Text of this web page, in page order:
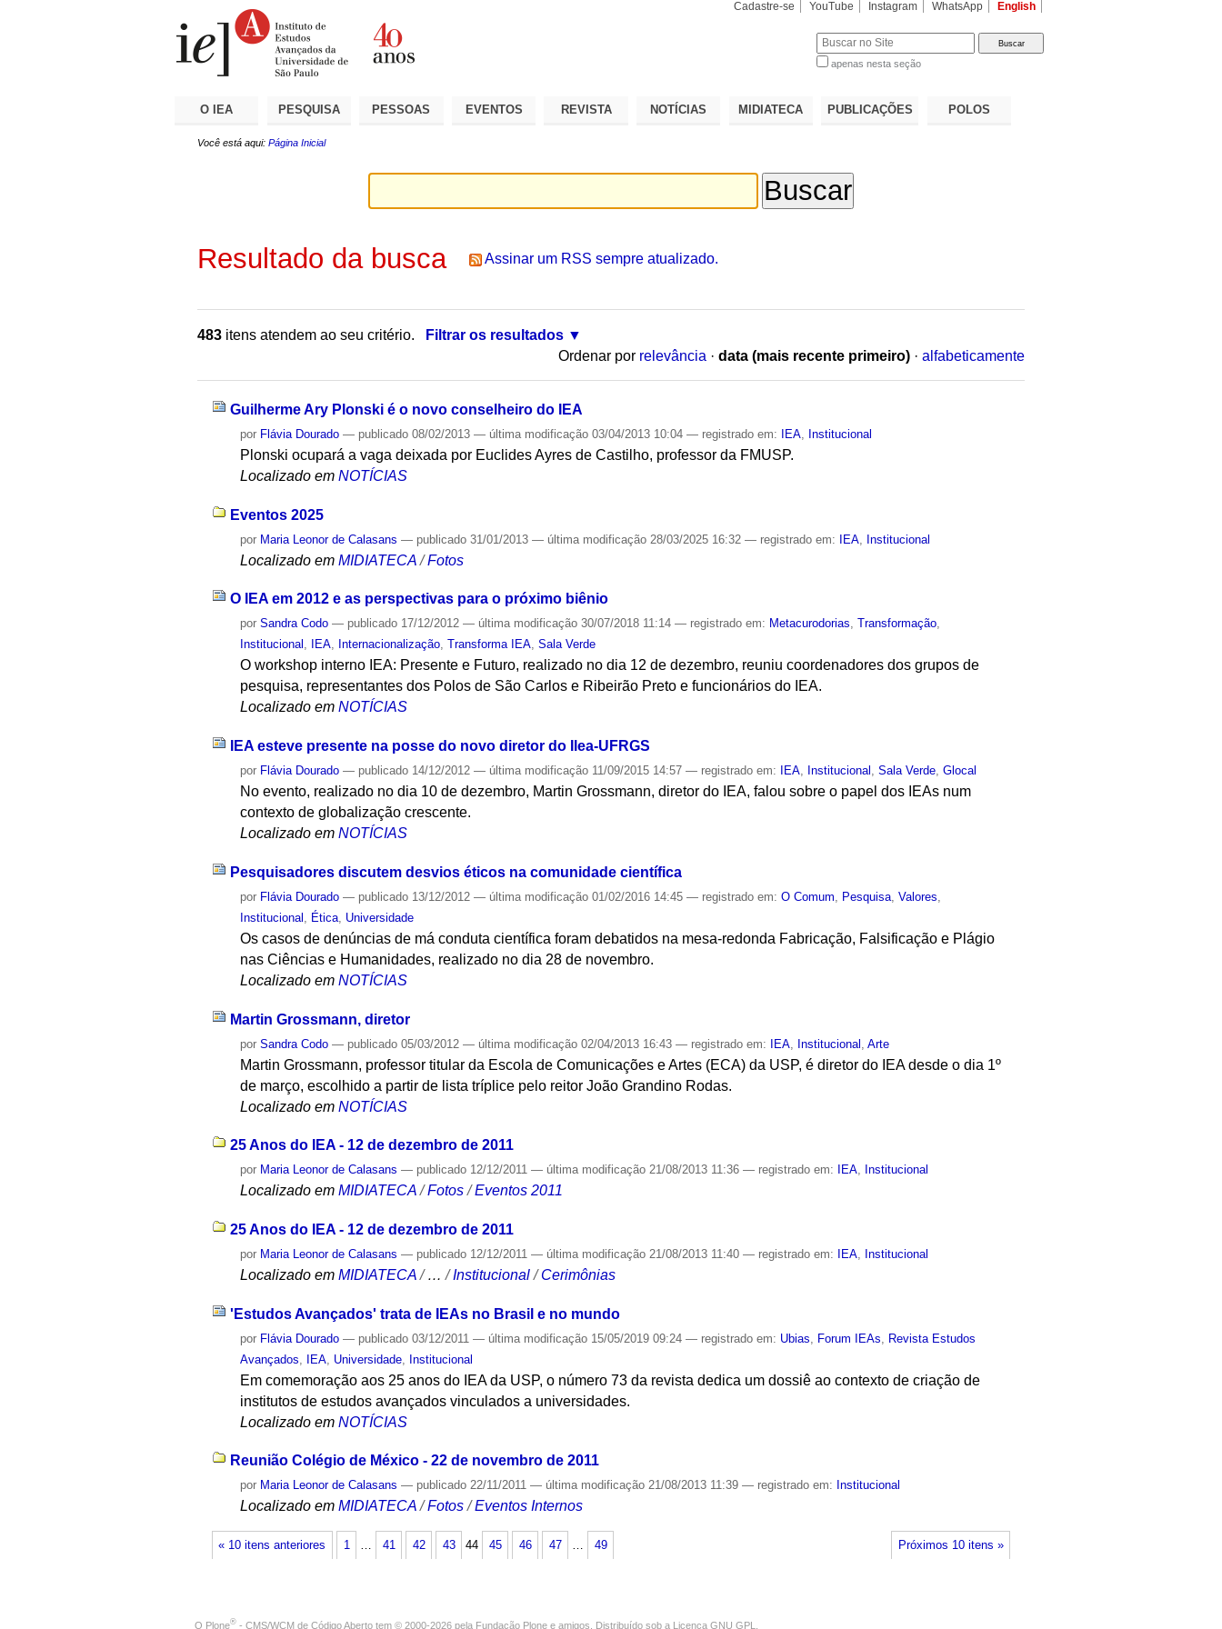
Cadastre-se YouTube Instagram WhatsApp English
apenas nesta seção
O IEA PESQUISA PESSOAS EVENTOS REVISTA NOTÍCIAS MIDIATECA PUBLICAÇÕES POLOS
Você está aqui: Página Inicial
Resultado da busca Assinar um RSS sempre atualizado.
483 itens atendem ao seu critério.
Filtrar os resultados
Ordenar por relevância · data (mais recente primeiro) · alfabeticamente
Guilherme Ary Plonski é o novo conselheiro do IEA
por Flávia Dourado — publicado 08/02/2013— última modificação 03/04/2013 10:04— registrado em: IEA Institucional
Plonski ocupará a vaga deixada por Euclides Ayres de Castilho, professor da FMUSP.
Localizado em NOTÍCIAS
Eventos 2025
por Maria Leonor de Calasans — publicado 31/01/2013— última modificação 28/03/2025 16:32— registrado em: IEA Institucional
Localizado em MIDIATECA /Fotos
O IEA em 2012 e as perspectivas para o próximo biênio
porSandra Codo — publicado 17/12/2012— última modificação 30/07/2018 11:14— registrado em: Metacurodorias,Transformação,
Institucional , IEA, Internacionalização,Transforma IEA,Sala Verde
O workshop interno IEA: Presente e Futuro, realizado no dia 12 de dezembro, reuniu coordenadores dos grupos de
pesquisa, representantes dos Polos de São Carlos e Ribeirão Preto e funcionários do IEA.
Localizado em NOTÍCIAS
IEA esteve presente na posse do novo diretor do Ilea-UFRGS
por Flávia Dourado — publicado 14/12/2012— última modificação 11/09/2015 14:57— registrado em: IEA, Institucional ,Sala Verde,Glocal
No evento, realizado no dia 10 de dezembro, Martin Grossmann, diretor do IEA, falou sobre o papel dos IEAs num
contexto de globalização crescente.
Localizado em NOTÍCIAS
Pesquisadores discutem desvios éticos na comunidade científica
por Flávia Dourado — publicado 13/12/2012— última modificação 01/02/2016 14:45— registrado em:O Comum Pesquisa ,Valores
Institucional
Ética Universidade
Os casos de denúncias de má conduta científica foram debatidos na mesa-redonda Fabricação, Falsificação e Plágio
nas Ciências e Humanidades, realizado no dia 28 de novembro.
Localizado em NOTÍCIAS
Martin Grossmann, diretor
porSandra Codo — publicado 05/03/2012— última modificação 02/04/2013 16:43— registrado em: IEA Institucional ,Arte
Martin Grossmann, professor titular da Escola de Comunicações e Artes (ECA) da USP, é diretor do IEA desde o dia 1º
de março, escolhido a partir de lista tríplice pelo reitor João Grandino Rodas.
Localizado em NOTÍCIAS
25 Anos do IEA - 12 de dezembro de 2011
por Maria Leonor de Calasans — publicado 12/12/2011— última modificação 21/08/2013 11:36— registrado em: IEA, Institucional
Localizado em MIDIATECA /Fotos /Eventos 2011
25 Anos do IEA - 12 de dezembro de 2011
por Maria Leonor de Calasans — publicado 12/12/2011— última modificação 21/08/2013 11:40— registrado em: IEA Institucional
Localizado em MIDIATECA /…/Institucional /Cerimônias
'Estudos Avançados' trata de IEAs no Brasil e no mundo
por Flávia Dourado — publicado 03/12/2011— última modificação 15/05/2019 09:24— registrado em: Ubias Forum IEAs
Revista Estudos
Avançados
IEA Universidade Institucional
Em comemoração aos 25 anos do IEA da USP, o número 73 da revista dedica um dossiê ao contexto de criação de
institutos de estudos avançados vinculados a universidades.
Localizado em NOTÍCIAS
Reunião Colégio de México - 22 de novembro de 2011
por Maria Leonor de Calasans — publicado 22/11/2011— última modificação 21/08/2013 11:39— registrado em: Institucional
Localizado em MIDIATECA /Fotos /Eventos Internos
« 10 itens anteriores Próximos 10 itens »
1 41 42 43 44 45 46 47 49
O Plone® - CMS/WCM de Código Aberto tem © 2000-2026 pela Fundação Plone e amigos. Distribuído sob a Licença GNU GPL